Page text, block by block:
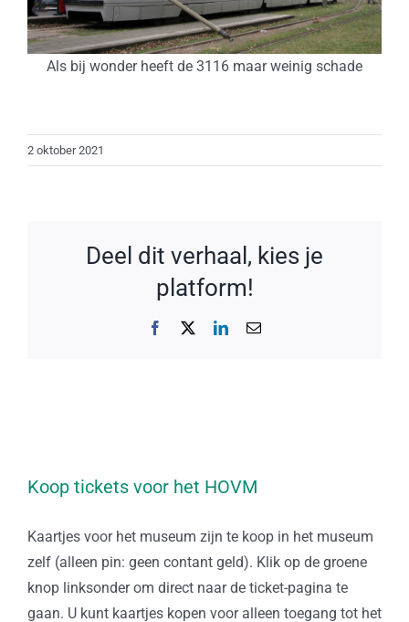
Als bij wonder heeft de 3116 maar weinig schade
2 oktober 2021
Deel dit verhaal, kies je
platform!
Facebook LinkedIn
E-
Koop tickets voor het HOVM
Kaartjes voor het museum zijn te koop in het museum
zelf (alleen pin: geen contant geld). Klik op de groene
knop linksonder om direct naar de ticket-pagina te
gaan. U kunt kaartjes kopen voor alleen toegang tot het